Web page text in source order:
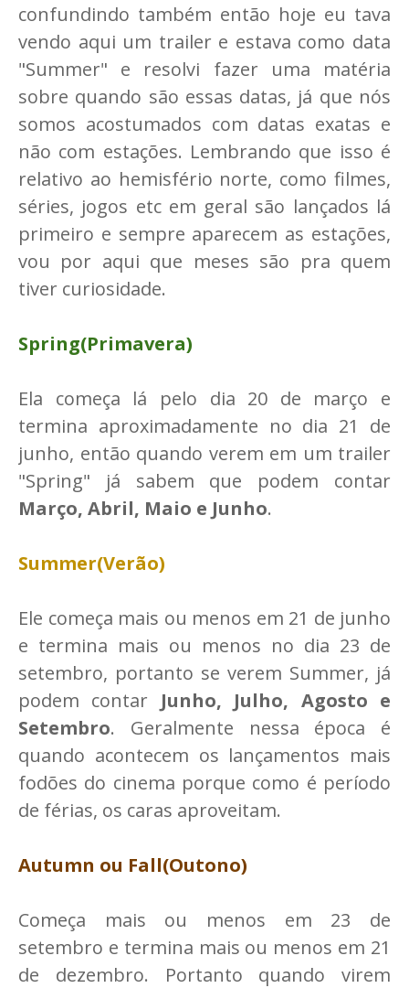
confundindo também então hoje eu tava
vendo aqui um trailer e estava como data
"Summer" e resolvi fazer uma matéria
sobre quando são essas datas, já que nós
somos acostumados com datas exatas e
não com estações. Lembrando que isso é
relativo ao hemisfério norte, como filmes,
séries, jogos etc em geral são lançados lá
primeiro e sempre aparecem as estações,
vou por aqui que meses são pra quem
tiver curiosidade.
Spring(Primavera)
Ela começa lá pelo dia 20 de março e
termina aproximadamente no dia 21 de
junho, então quando verem em um trailer
"Spring" já sabem que podem contar
Março, Abril, Maio e Junho.
Summer(Verão)
Ele começa mais ou menos em 21 de junho
e termina mais ou menos no dia 23 de
setembro, portanto se verem Summer, já
podem contar Junho, Julho, Agosto e
Setembro. Geralmente nessa época é
quando acontecem os lançamentos mais
fodões do cinema porque como é período
de férias, os caras aproveitam.
Autumn ou Fall(Outono)
Começa mais ou menos em 23 de
setembro e termina mais ou menos em 21
de dezembro. Portanto quando virem